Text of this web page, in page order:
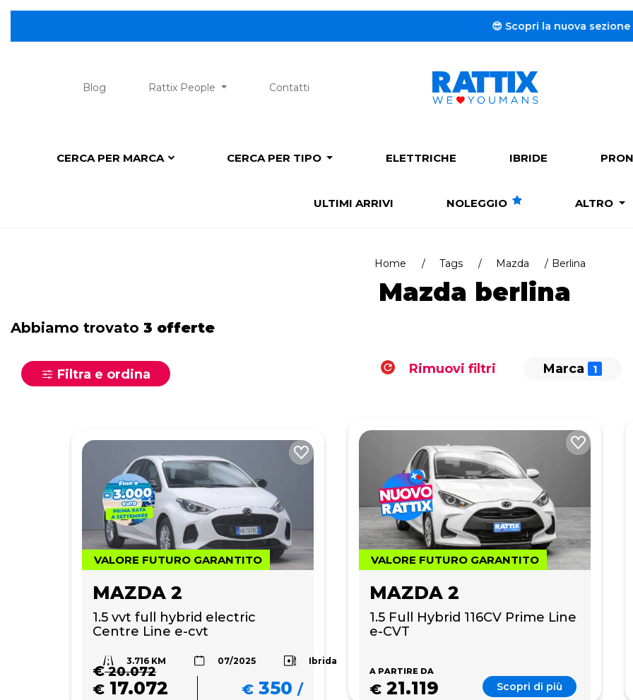
😎 Scopri la nuova sezione dedicata
Blog Rattix People Contatti
CERCA PER MARCA CERCA PER TIPO ELETTRICHE IBRIDE
ULTIMI ARRIVI NOLEGGIO ALTRO
Home Tags Mazda Berlina
Mazda berlina
Abbiamo trovato 3 offerte
Filtra e ordina Rimuovi filtri Marca
VALORE FUTURO GARANTITO
MAZDA 2
1.5 vvt full hybrid electric
Centre Line e-cvt
3.716 KM 07/2025 Ibrida
€20.072
€ 17.072 € 350 /
VALORE FUTURO GARANTITO
MAZDA 2
1.5 Full Hybrid 116CV Prime Line
e-CVT
A PARTIRE DA
€ 21.119 Scopri di più